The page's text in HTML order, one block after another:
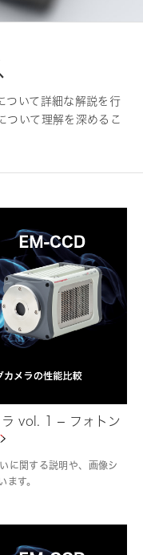
ついて詳細な解説を行
ついて理解を深めるこ
vol. 1 – フォトン
に関する説明や、画像シ
す。